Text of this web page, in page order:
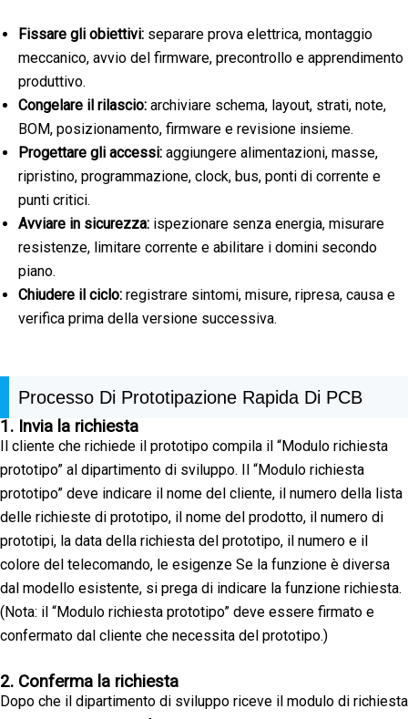
Fissare gli obiettivi: separare prova elettrica, montaggio
meccanico, avvio del firmware, precontrollo e apprendimento
produttivo.
Congelare il rilascio: archiviare schema, layout, strati, note,
BOM, posizionamento, firmware e revisione insieme.
Progettare gli accessi: aggiungere alimentazioni, masse,
ripristino, programmazione, clock, bus, ponti di corrente e
punti critici.
Avviare in sicurezza: ispezionare senza energia, misurare
resistenze, limitare corrente e abilitare i domini secondo
piano.
Chiudere il ciclo: registrare sintomi, misure, ripresa, causa e
verifica prima della versione successiva.
Processo Di Prototipazione Rapida Di PCB
1. Invia la richiesta
Il cliente che richiede il prototipo compila il “Modulo richiesta
prototipo” al dipartimento di sviluppo. Il “Modulo richiesta
prototipo” deve indicare il nome del cliente, il numero della lista
delle richieste di prototipo, il nome del prodotto, il numero di
prototipi, la data della richiesta del prototipo, il numero e il
colore del telecomando, le esigenze Se la funzione è diversa
dal modello esistente, si prega di indicare la funzione richiesta.
(Nota: il “Modulo richiesta prototipo” deve essere firmato e
confermato dal cliente che necessita del prototipo.)
2. Conferma la richiesta
Dopo che il dipartimento di sviluppo riceve il modulo di richiesta